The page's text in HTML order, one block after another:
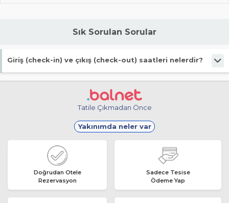
Sık Sorulan Sorular
Giriş (check-in) ve çıkış (check-out) saatleri nelerdir?
Giriş en erken 13:00, çıkış en geç 11:00 saatindedir.
Tatile Çıkmadan Önce
Yakınımda neler var
Doğrudan Otele
Rezervasyon
Sadece Tesise
Ödeme Yap